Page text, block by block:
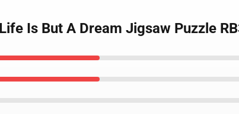
Is But A Dream Jigsaw Puzzle